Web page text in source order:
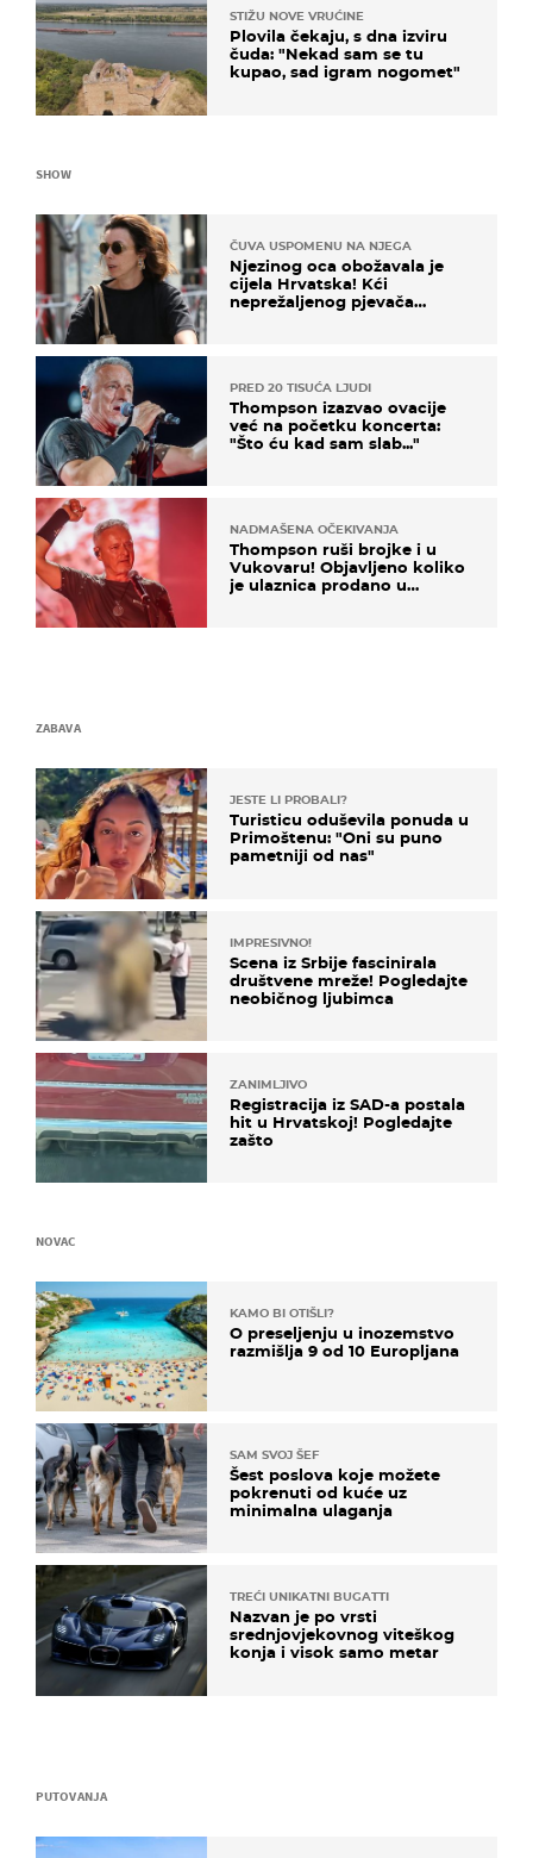
STIŽU NOVE VRUĆINE
Plovila čekaju, s dna izviru
čuda: "Nekad sam se tu
kupao, sad igram nogomet"
SHOW
ČUVA USPOMENU NA NJEGA
Njezinog oca obožavala je
cijela Hrvatska! Kći
neprežaljenog pjevača
PRED 20 TISUĆA LJUDI
Thompson izazvao ovacije
već na početku koncerta:
"Što ću kad sam slab..."
NADMAŠENA OČEKIVANJA
Thompson ruši brojke i u
Vukovaru! Objavljeno koliko
je ulaznica prodano u
ZABAVA
JESTE LI PROBALI?
Turisticu oduševila ponuda u
Primoštenu: "Oni su puno
pametniji od nas"
IMPRESIVNO!
Scena iz Srbije fascinirala
društvene mreže! Pogledajte
neobičnog ljubimca
ZANIMLJIVO
Registracija iz SAD-a postala
hit u Hrvatskoj! Pogledajte
zašto
PUTOVANJA
NOVAC
KAMO BI OTIŠLI?
O preseljenju u inozemstvo
razmišlja 9 od 10 Europljana
SAM SVOJ ŠEF
Šest poslova koje možete
pokrenuti od kuće uz
minimalna ulaganja
TREĆI UNIKATNI BUGATTI
Nazvan je po vrsti
srednjovjekovnog viteškog
konja i visok samo metar